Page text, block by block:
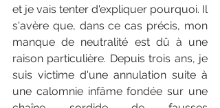
et je vais tenter d'expliquer pourquoi. Il
s'avère que, dans ce cas précis, mon
manque de neutralité est dû à une
raison particulière. Depuis trois ans, je
suis victime d'une annulation suite à
une calomnie infâme fondée sur une